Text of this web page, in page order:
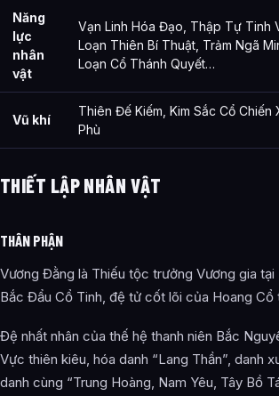
Năng
lực
nhân
vật
Vạn Linh Hóa Đạo, Thập Tự Tinh
Loạn Thiên Bí Thuật, Trảm Ngã
Loạn Cổ Thánh Quyết…
Vũ khí
Thiên Đế Kiếm, Kim Sắc Cổ Chiến
Phù
THIẾT LẬP NHÂN VẬT
THÂN PHẬN
Vương Đằng là Thiếu tộc trưởng Vương gia
Bắc Đẩu Cổ Tinh, đệ tử cốt lõi của Hoang Cổ
Đệ nhất nhân của thế hệ thanh niên Bắc
Vực thiên kiêu, hóa danh “Lang Thần”, danh
danh cùng “Trung Hoàng, Nam Yêu, Tây Bồ